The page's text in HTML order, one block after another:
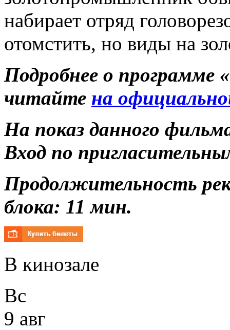
набирает отряд
отомстить, но виды на
Подробнее о программе
читайте на
На показ данного
Вход по
Продолжительность
блока: 11 мин.
В кинозале
Вс
9 авг